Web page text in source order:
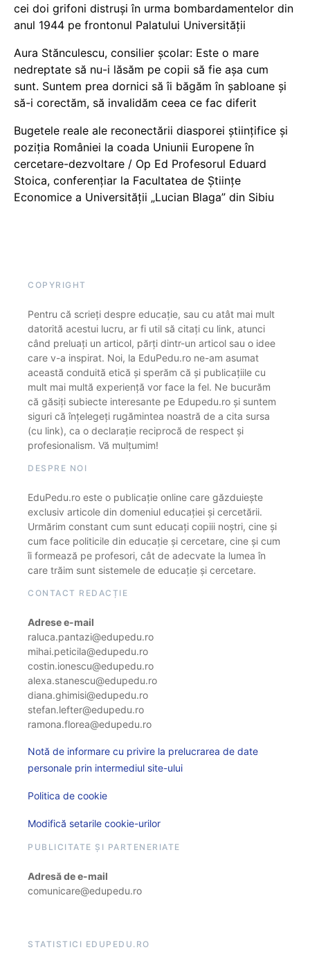
cei doi grifoni distruși în urma bombardamentelor din
anul 1944 pe frontonul Palatului Universității
Aura Stănculescu, consilier școlar: Este o mare
nedreptate să nu-i lăsăm pe copii să fie așa cum
sunt. Suntem prea dornici să îi băgăm în șabloane și
să-i corectăm, să invalidăm ceea ce fac diferit
Bugetele reale ale reconectării diasporei științifice și
poziția României la coada Uniunii Europene în
cercetare-dezvoltare / Op Ed Profesorul Eduard
Stoica, conferențiar la Facultatea de Științe
Economice a Universității „Lucian Blaga” din Sibiu
COPYRIGHT
Pentru că scrieți despre educație, sau cu atât mai mult
datorită acestui lucru, ar fi util să citați cu link, atunci
când preluați un articol, părți dintr-un articol sau o idee
care v-a inspirat. Noi, la EduPedu.ro ne-am asumat
această conduită etică și sperăm că și publicațiile cu
mult mai multă experiență vor face la fel. Ne bucurăm
că găsiți subiecte interesante pe Edupedu.ro și suntem
siguri că înțelegeți rugămintea noastră de a cita sursa
(cu link), ca o declarație reciprocă de respect și
profesionalism. Vă mulțumim!
DESPRE NOI
EduPedu.ro este o publicație online care găzduiește
exclusiv articole din domeniul educației și cercetării.
Urmărim constant cum sunt educați copiii noștri, cine și
cum face politicile din educație și cercetare, cine și cum
îi formează pe profesori, cât de adecvate la lumea în
care trăim sunt sistemele de educație și cercetare.
CONTACT REDACȚIE
Adrese e-mail
raluca.pantazi@edupedu.ro
mihai.peticila@edupedu.ro
costin.ionescu@edupedu.ro
alexa.stanescu@edupedu.ro
diana.ghimisi@edupedu.ro
stefan.lefter@edupedu.ro
ramona.florea@edupedu.ro
Notă de informare cu privire la prelucrarea de date
personale prin intermediul site-ului
Politica de cookie
Modifică setarile cookie-urilor
PUBLICITATE ȘI PARTENERIATE
Adresă de e-mail
comunicare@edupedu.ro
STATISTICI EDUPEDU.RO